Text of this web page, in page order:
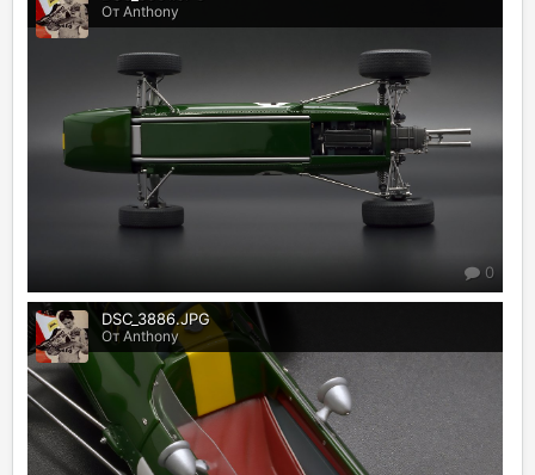
От Anthony
0
DSC_3886.JPG
От Anthony